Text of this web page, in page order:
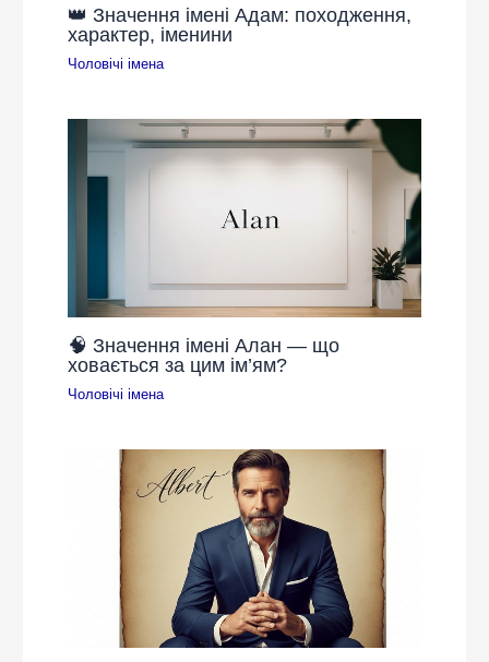
👑 Значення імені Адам: походження,
характер, іменини
Чоловічі імена
🧠 Значення імені Алан — що
ховається за цим ім’ям?
Чоловічі імена